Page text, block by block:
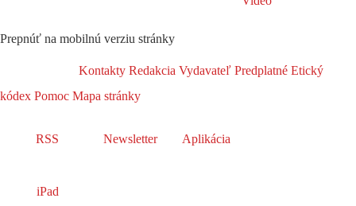
Prepnúť na mobilnú verziu stránky
Kontakty Redakcia Vydavateľ Predplatné Etický
kódex Pomoc Mapa stránky
RSS Newsletter Aplikácia
iPad